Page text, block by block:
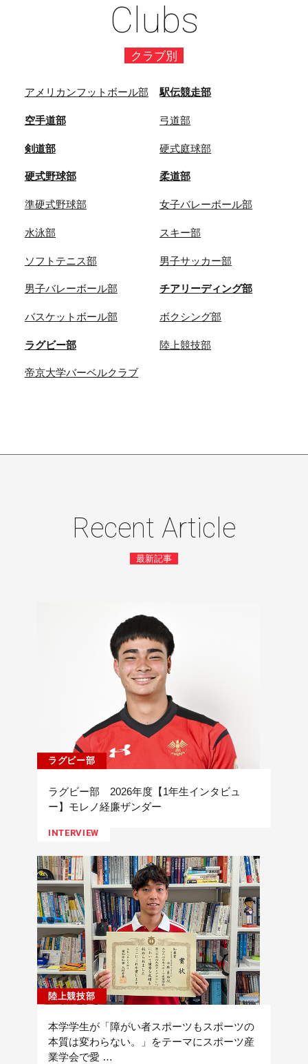
Clubs
クラブ別
アメリカンフットボール部 駅伝競走部
空手道部 弓道部
剣道部 硬式庭球部
硬式野球部 柔道部
準硬式野球部 女子バレーボール部
水泳部 スキー部
ソフトテニス部 男子サッカー部
男子バレーボール部 チアリーディング部
バスケットボール部 ボクシング部
ラグビー部 陸上競技部
帝京大学バーベルクラブ
Recent Article
最新記事
ラグビー部
ラグビー部 2026年度【1年生インタビュ
ー】モレノ経廉ザンダー
INTERVIEW
陸上競技部
本学学生が「障がい者スポーツもスポーツの
本質は変わらない。」をテーマにスポーツ産
業学会で愛 …